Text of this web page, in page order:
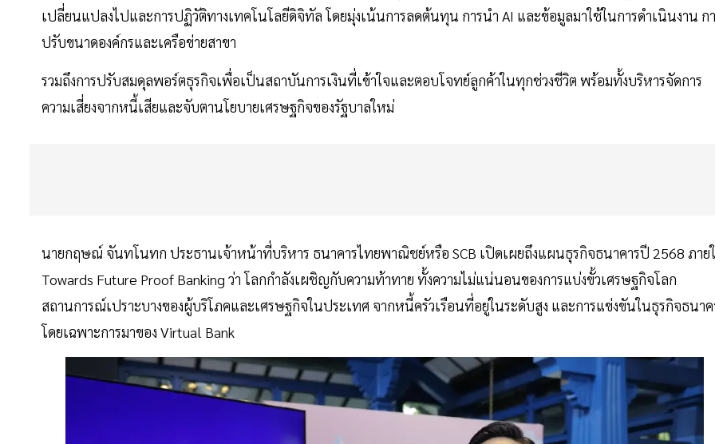
เปลี่ยนแปลงไปและการปฏิวัติทางเทคโนโลยีดิจิทัล โดยมุ่งเน้นการลดต้นทุน การนำ AI และข้อมูลมาใช้ในการดำเนินงาน ก
ปรับขนาดองค์กรและเครือข่ายสาขา
รวมถึงการปรับสมดุลพอร์ตธุรกิจเพื่อเป็นสถาบันการเงินที่เข้าใจและตอบโจทย์ลูกค้าในทุกช่วงชีวิต พร้อมทั้งบริหารจัดการ
ความเสี่ยงจากหนี้เสียและจับตานโยบายเศรษฐกิจของรัฐบาลใหม่
นายกฤษณ์ จันทโนทก ประธานเจ้าหน้าที่บริหาร ธนาคารไทยพาณิชย์หรือ SCB เปิดเผยถึงแผนธุรกิจธนาคารปี 2568 ภาย
Towards Future Proof Banking ว่า โลกกำลังเผชิญกับความท้าทาย ทั้งความไม่แน่นอนของการแบ่งขั้วเศรษฐกิจโลก
สถานการณ์เปราะบางของผู้บริโภคและเศรษฐกิจในประเทศ จากหนี้ครัวเรือนที่อยู่ในระดับสูง และการแข่งขันในธุรกิจธนาค
โดยเฉพาะการมาของ Virtual Bank